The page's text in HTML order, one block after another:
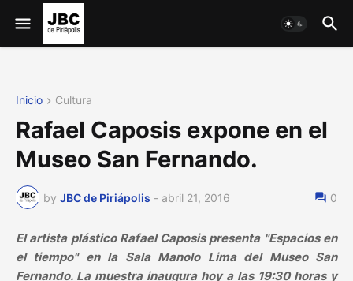
Inicio Cultura
Rafael Caposis expone en el
Museo San Fernando.
by JBC de Piriápolis - abril 21, 2016 0
El artista plástico Rafael Caposis presenta "Espacios en
el tiempo" en la Sala Manolo Lima del Museo San
Fernando. La muestra inaugura hoy a las 19:30 horas y